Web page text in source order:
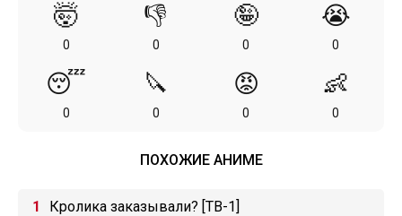
🤯
0
👎
0
🤪
0
😭
0
😴
0
🔪
0
😡
0
👶
0
ПОХОЖИЕ АНИМЕ
Кролика заказывали? [ТВ-1]